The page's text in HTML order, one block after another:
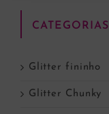
CATEGORIAS
Glitter fininho
Glitter Chunky